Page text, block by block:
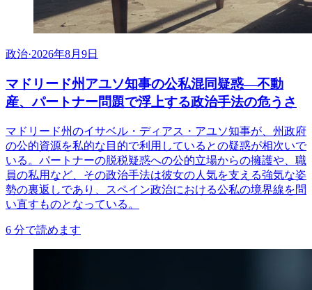
政治·2026年8月9日
マドリード州アユソ知事の公私混同疑惑―不動
産、パートナー問題で浮上する政治手法の危うさ
マドリード州のイサベル・ディアス・アユソ知事が、州政府
の公的資源を私的な目的で利用しているとの疑惑が相次いで
いる。パートナーの脱税疑惑への公的立場からの擁護や、職
員の私用など、その政治手法は彼女の人気を支える強気な姿
勢の裏返しであり、スペイン政治における公私の境界線を問
い直すものとなっている。
6 分で読めます